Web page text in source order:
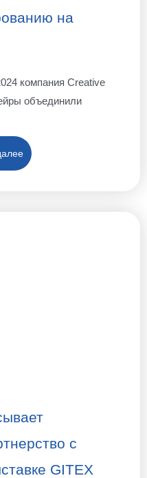
на
компания Creative
объединили
с
GITEX